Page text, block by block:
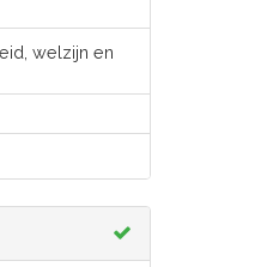
welzijn en